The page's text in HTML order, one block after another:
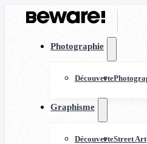
Photographie
Découverte
Graphisme
DécouverteStreet Art